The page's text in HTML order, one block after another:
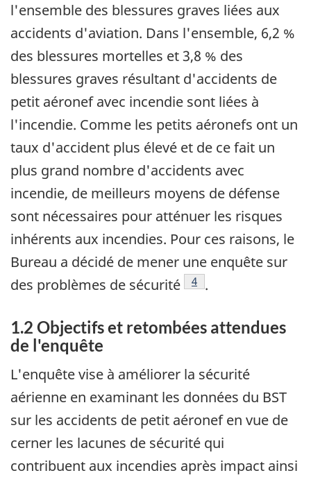
l'ensemble des blessures graves liées aux
accidents d'aviation. Dans l'ensemble, 6,2 %
des blessures mortelles et 3,8 % des
blessures graves résultant d'accidents de
petit aéronef avec incendie sont liées à
l'incendie. Comme les petits aéronefs ont un
taux d'accident plus élevé et de ce fait un
plus grand nombre d'accidents avec
incendie, de meilleurs moyens de défense
sont nécessaires pour atténuer les risques
inhérents aux incendies. Pour ces raisons, le
Bureau a décidé de mener une enquête sur
des problèmes de sécurité
Note de bas de page
4 .
1.2 Objectifs et retombées attendues
de l'enquête
L'enquête vise à améliorer la sécurité
aérienne en examinant les données du BST
sur les accidents de petit aéronef en vue de
cerner les lacunes de sécurité qui
contribuent aux incendies après impact ainsi